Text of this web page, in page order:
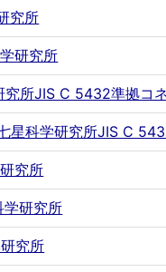
究所
研究所
究所JIS C 5432準拠コ
星科学研究所JIS C
究所
学研究所
究所